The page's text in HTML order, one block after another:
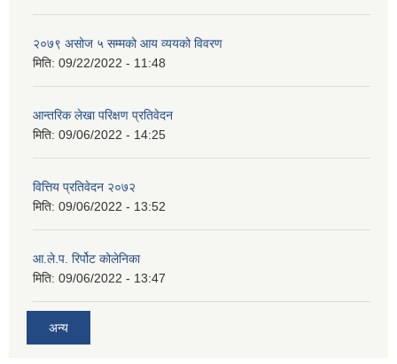
२०७९ असोज ५ सम्मको आय व्ययको विवरण
मिति: 09/22/2022 - 11:48
आन्तरिक लेखा परिक्षण प्रतिवेदन
मिति: 09/06/2022 - 14:25
वित्तिय प्रतिवेदन २०७२
मिति: 09/06/2022 - 13:52
आ.ले.प. रिर्पोट कोलेनिका
मिति: 09/06/2022 - 13:47
अन्य